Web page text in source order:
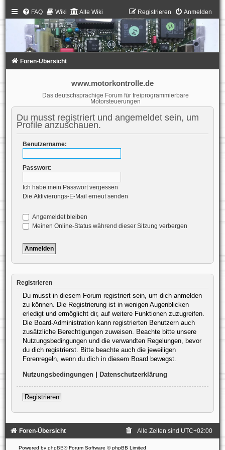
FAQ Wiki Alte Wiki Anmelden
Registrieren
Foren-Übersicht
www.motorkontrolle.de
Das deutschsprachige Forum für freiprogrammierbare
Motorsteuerungen
Du musst registriert und angemeldet sein, um
Profile anzuschauen.
Benutzername:
Passwort:
Ich habe mein Passwort vergessen
Die Aktivierungs-E-Mail erneut senden
Angemeldet bleiben
Meinen Online-Status während dieser Sitzung verbergen
Registrieren
Du musst in diesem Forum registriert sein, um dich anmelden
zu können. Die Registrierung ist in wenigen Augenblicken
erledigt und ermöglicht dir, auf weitere Funktionen zuzugreifen.
Die Board-Administration kann registrierten Benutzern auch
zusätzliche Berechtigungen zuweisen. Beachte bitte unsere
Nutzungsbedingungen und die verwandten Regelungen, bevor
du dich registrierst. Bitte beachte auch die jeweiligen
Forenregeln, wenn du dich in diesem Board bewegst.
Nutzungsbedingungen| Datenschutzerklärung
Registrieren
Foren-Übersicht Alle Zeiten sind UTC+02:00
Powered by phpBB® Forum Software © phpBB Limited